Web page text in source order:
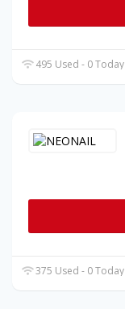
495 Used - 0 Today
375 Used - 0 Today